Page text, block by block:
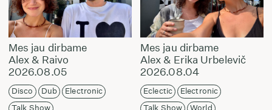
Mes jau dirbame
Alex & Raivo
2026.08.05
Disco Dub
Electronic
Mes jau dirbame
Alex & Erika Urbelevič
2026.08.04
Eclectic
Electronic